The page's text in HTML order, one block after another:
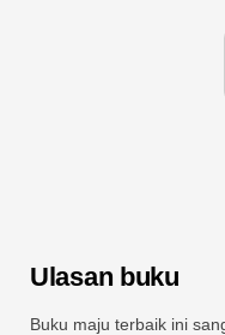
Ulasan buku
Buku maju terbaik ini